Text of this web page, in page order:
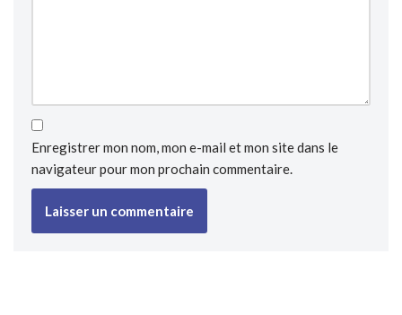
Enregistrer mon nom, mon e-mail et mon site dans le
navigateur pour mon prochain commentaire.